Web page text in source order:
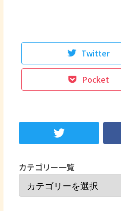
Twitter
Pocket
カテゴリー一覧